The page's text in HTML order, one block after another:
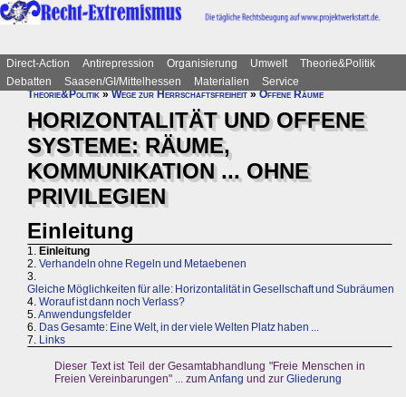
Direct-Action Antirepression Organisierung Umwelt
Theorie&Politik
Debatten
Saasen/GI/Mittelhessen Materialien
Service
Theorie&Politik»Wege zur Herrschaftsfreiheit»Offene Räume
HORIZONTALITÄT UND OFFENE
SYSTEME: RÄUME,
KOMMUNIKATION ... OHNE
PRIVILEGIEN
Einleitung
1. Einleitung
2. Verhandeln ohne Regeln und Metaebenen
3.
Gleiche Möglichkeiten für alle: Horizontalität in Gesellschaft und Subräumen
4. Worauf ist dann noch Verlass?
5.Anwendungsfelder
6. Das Gesamte: Eine Welt, in der viele Welten Platz haben ...
7. Links
Dieser Text ist Teil der Gesamtabhandlung "Freie Menschen in
Freien Vereinbarungen" ... zumAnfang und zur Gliederung